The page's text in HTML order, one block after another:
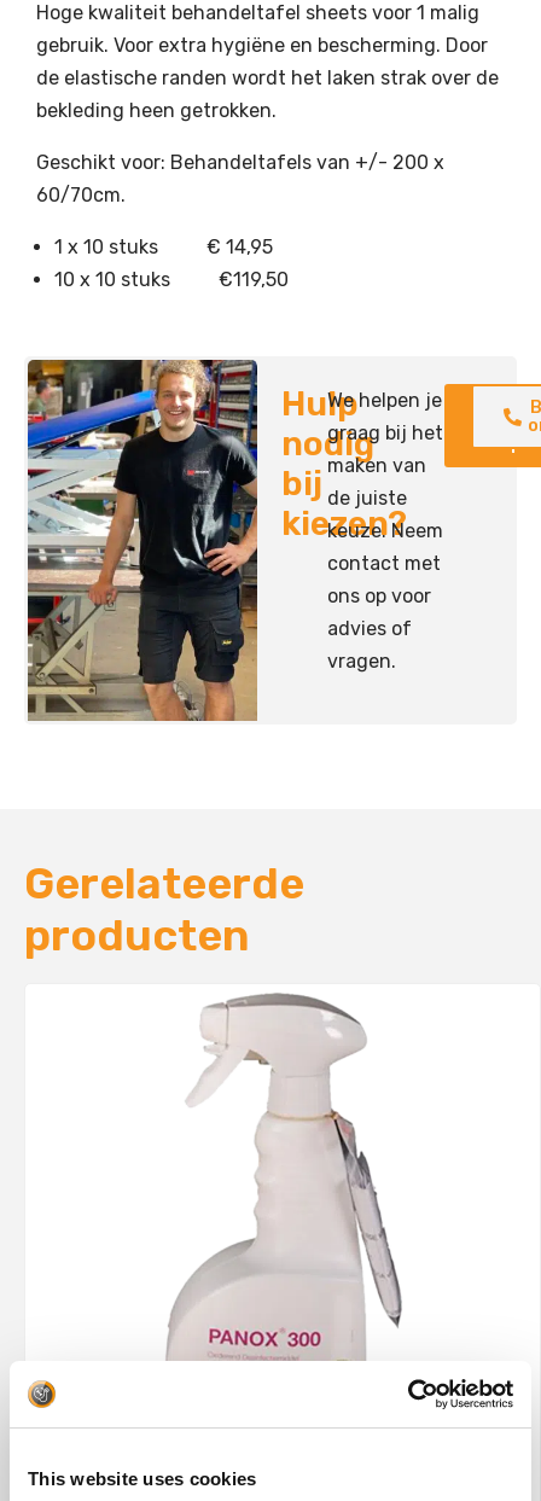
This website uses cookies
Hoge kwaliteit behandeltafel sheets voor 1 malig
gebruik. Voor extra hygiëne en bescherming. Door
de elastische randen wordt het laken strak over de
bekleding heen getrokken.
Geschikt voor: Behandeltafels van +/- 200 x
60/70cm.
1 x 10 stuks € 14,95
10 x 10 stuks €119,50
Hulp
nodig
bij
kiezen?
We helpen je
graag bij het
maken van
de juiste
keuze. Neem
contact met
ons op voor
advies of
vragen.
Neem
op
Gerelateerde
producten